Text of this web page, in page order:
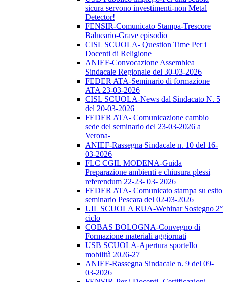
sicura servono investimenti-non Metal
Detector!
FENSIR-Comunicato Stampa-Trescore
Balneario-Grave episodio
CISL SCUOLA- Question Time Per i
Docenti di Religione
ANIEF-Convocazione Assemblea
Sindacale Regionale del 30-03-2026
FEDER ATA-Seminario di formazione
ATA 23-03-2026
CISL SCUOLA-News dal Sindacato N. 5
del 20-03-2026
FEDER ATA- Comunicazione cambio
sede del seminario del 23-03-2026 a
Verona-
ANIEF-Rassegna Sindacale n. 10 del 16-
03-2026
FLC CGIL MODENA-Guida
Preparazione ambienti e chiusura plessi
referendum 22-23- 03- 2026
FEDER ATA- Comunicato stampa su esito
seminario Pescara del 02-03-2026
UIL SCUOLA RUA-Webinar Sostegno 2°
ciclo
COBAS BOLOGNA-Convegno di
Formazione materiali aggiornati
USB SCUOLA-Apertura sportello
mobilità 2026-27
ANIEF-Rassegna Sindacale n. 9 del 09-
03-2026